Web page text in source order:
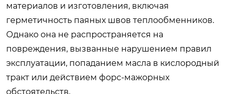
материалов и изготовления, включая
герметичность паяных швов теплообменников.
Однако она не распространяется на
повреждения, вызванные нарушением правил
эксплуатации, попаданием масла в кислородный
тракт или действием форс-мажорных
обстоятельств.